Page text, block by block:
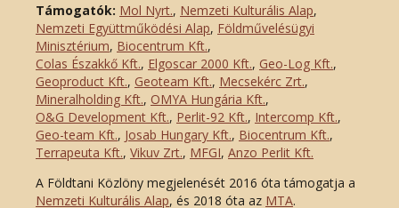
Támogatók: Mol Nyrt., Nemzeti Kulturális Alap,
Nemzeti Együttműködési Alap, Földművelésügyi
Minisztérium, Biocentrum Kft.,
Colas Északkő Kft., Elgoscar 2000 Kft., Geo-Log Kft.,
Geoproduct Kft., Geoteam Kft., Mecsekérc Zrt.,
Mineralholding Kft., OMYA Hungária Kft.,
O&G Development Kft., Perlit-92 Kft., Intercomp Kft.,
Geo-team Kft., Josab Hungary Kft., Biocentrum Kft.,
Terrapeuta Kft., Vikuv Zrt., MFGI, Anzo Perlit Kft.
A Földtani Közlöny megjelenését 2016 óta támogatja a
Nemzeti Kulturális Alap, és 2018 óta az MTA.